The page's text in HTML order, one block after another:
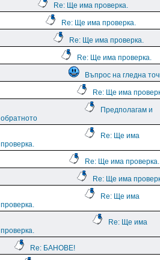
Re: Ще има проверка.
Re: Ще има проверка.
Re: Ще има проверка.
Re: Ще има проверка.
Въпрос на гледна
Re: Ще има
Предполагам и
обратното
Re: Ще има
проверка.
Re: Ще има проверка.
Re: Ще има
Re: Ще има
проверка.
Re: Ще има
проверка.
Re: БАНОВЕ!